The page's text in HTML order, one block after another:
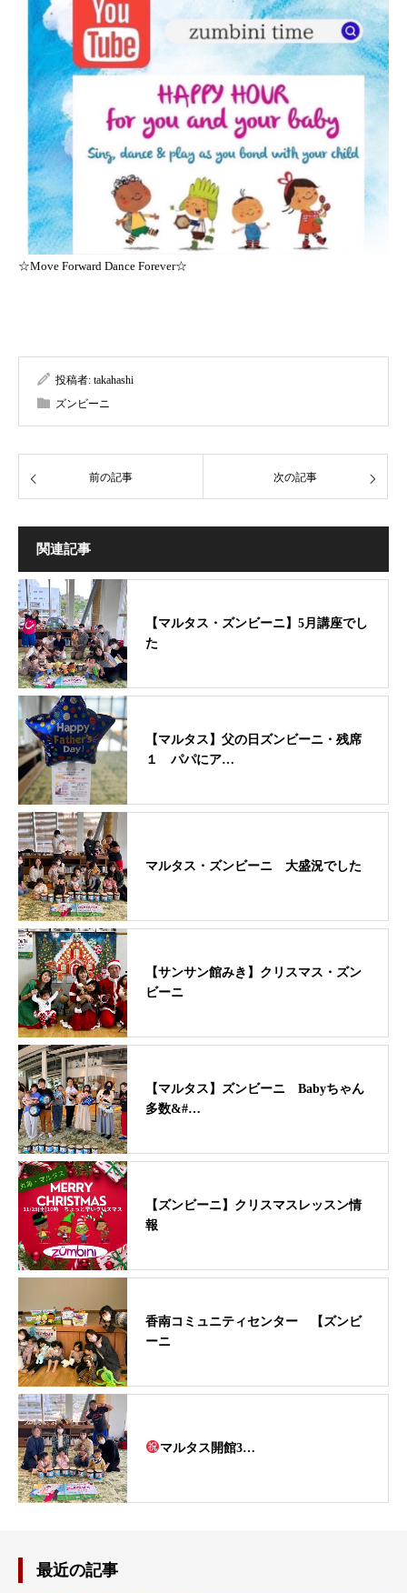
☆Move Forward Dance Forever☆
投稿者: takahashi
ズンビーニ
前の記事 次の記事
関連記事
【マルタス・ズンビーニ】5月講座でし
た
【マルタス】父の日ズンビーニ・残席
１ パパにア…
マルタス・ズンビーニ 大盛況でした
【サンサン館みき】クリスマス・ズン
ビーニ
【マルタス】ズンビーニ Babyちゃん
多数&#…
【ズンビーニ】クリスマスレッスン情
報
香南コミュニティセンター 【ズンビ
ーニ
マルタス開館3…
最近の記事